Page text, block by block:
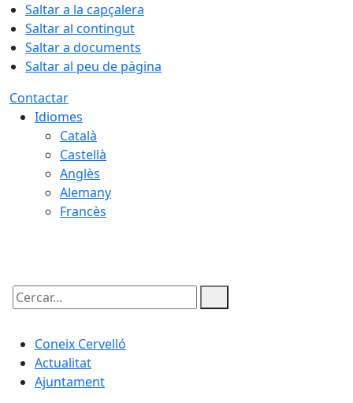
Saltar a la capçalera
Saltar al contingut
Saltar a documents
Saltar al peu de pàgina
Contactar
Idiomes
Català
Castellà
Anglès
Alemany
Francès
Cercar:
Coneix Cervelló
Actualitat
Ajuntament